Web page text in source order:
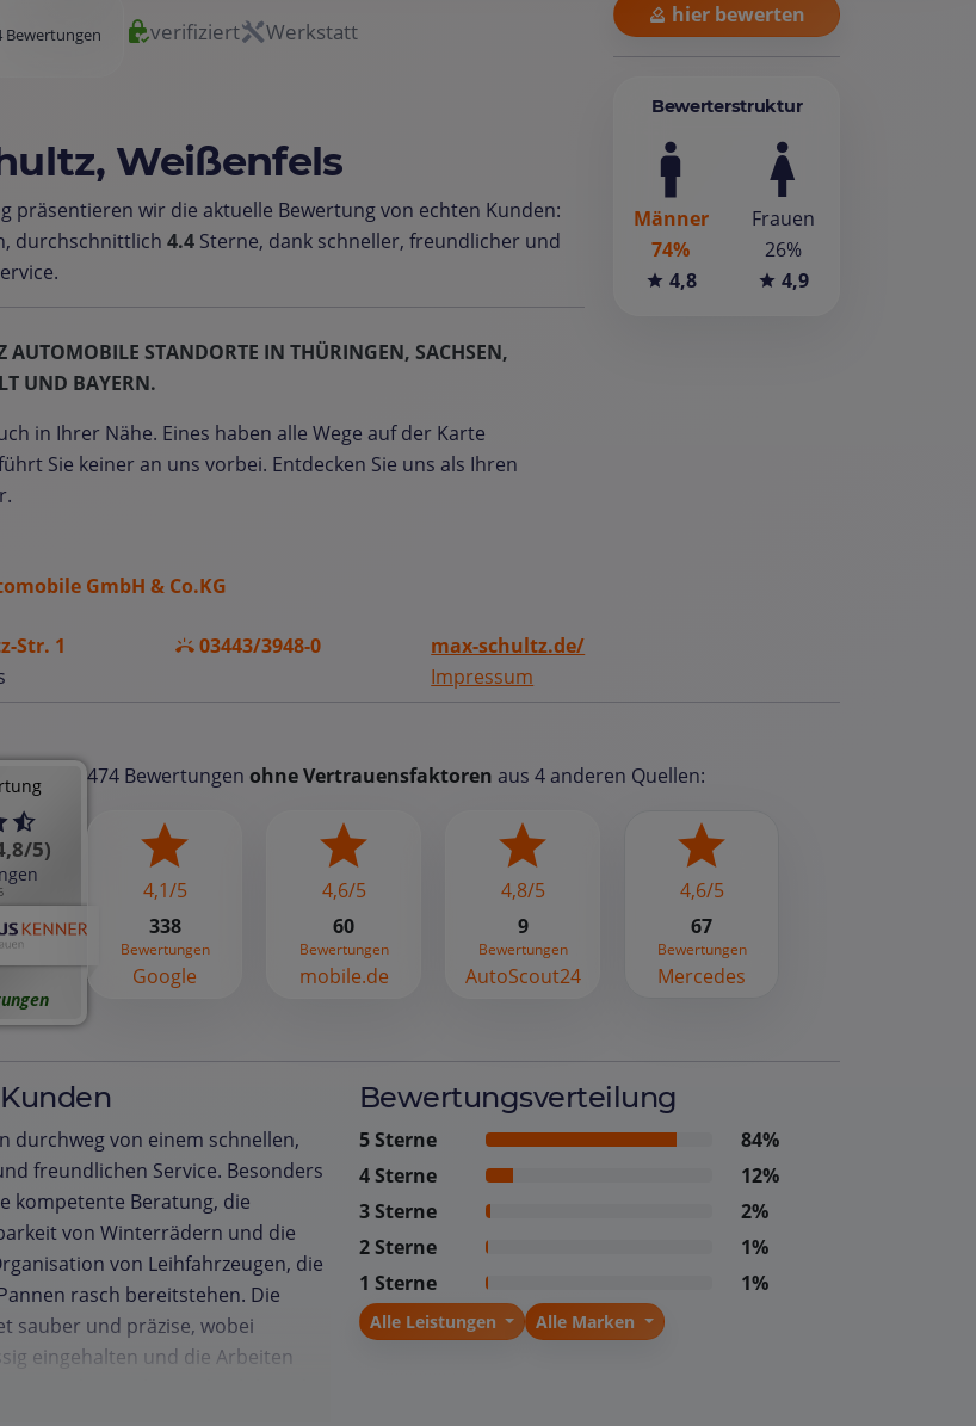
Bewertungen verifiziert Werkstatt
Weißenfels
präsentieren wir die aktuelle Bewertung von echten Kunden:
durchschnittlich 4.4 Sterne, dank schneller, freundlicher und
AUTOMOBILE STANDORTE IN THÜRINGEN, SACHSEN,
UND BAYERN.
in Ihrer Nähe. Eines haben alle Wege auf der Karte
Sie keiner an uns vorbei. Entdecken Sie uns als Ihren
GmbH & Co.KG
Str. 1
03443/3948-0
max-schultz.de/
Impressum
hier bewerten
Bewerterstruktur
Männer
74%
4,8
Frauen
26%
4,9
5)
474 Bewertungen ohne Vertrauensfaktoren aus 4 anderen Quellen:
4,1/5
338
Bewertungen
Google
4,6/5
60
Bewertungen
mobile.de
4,8/5
9
Bewertungen
AutoScout24
4,6/5
67
Bewertungen
Mercedes
durchweg von einem schnellen,
freundlichen Service. Besonders
kompetente Beratung, die
von Winterrädern und die
von Leihfahrzeugen, die
rasch bereitstehen. Die
sauber und präzise, wobei
eingehalten und die Arbeiten
Sie erhalten
Bewertungsverteilung
5 Sterne
84%
4 Sterne
12%
3 Sterne
2%
2 Sterne
1%
1 Sterne
1%
Alle Leistungen Alle Marken